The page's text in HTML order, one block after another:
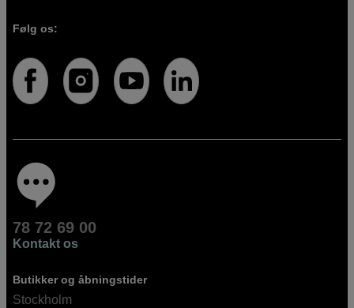
Følg os:
78 72 69 00
Kontakt os
Butikker og åbningstider
Stockholm